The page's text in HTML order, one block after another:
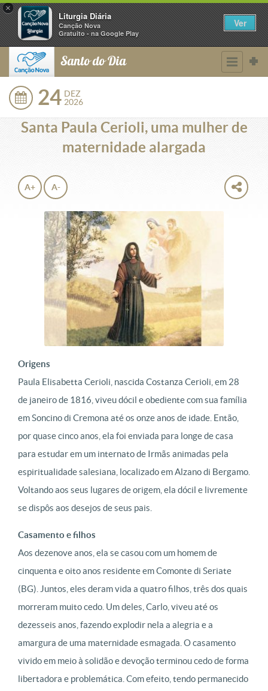
×
Liturgia Diária
Canção Nova
Gratuito - na Google Play
Ver
Santo do Dia
24 DEZ
2026
Santa Paula Cerioli, uma mulher de
maternidade alargada
A+ A-
Origens
Paula Elisabetta Cerioli, nascida Costanza Cerioli, em 28
de janeiro de 1816, viveu dócil e obediente com sua família
em Soncino di Cremona até os onze anos de idade. Então,
por quase cinco anos, ela foi enviada para longe de casa
para estudar em um internato de Irmãs animadas pela
espiritualidade salesiana, localizado em Alzano di Bergamo.
Voltando aos seus lugares de origem, ela dócil e livremente
se dispôs aos desejos de seus pais.
Casamento e filhos
Aos dezenove anos, ela se casou com um homem de
cinquenta e oito anos residente em Comonte di Seriate
(BG). Juntos, eles deram vida a quatro filhos, três dos quais
morreram muito cedo. Um deles, Carlo, viveu até os
dezesseis anos, fazendo explodir nela a alegria e a
amargura de uma maternidade esmagada. O casamento
vivido em meio à solidão e devoção terminou cedo de forma
libertadora e problemática. Com efeito, tendo permanecido